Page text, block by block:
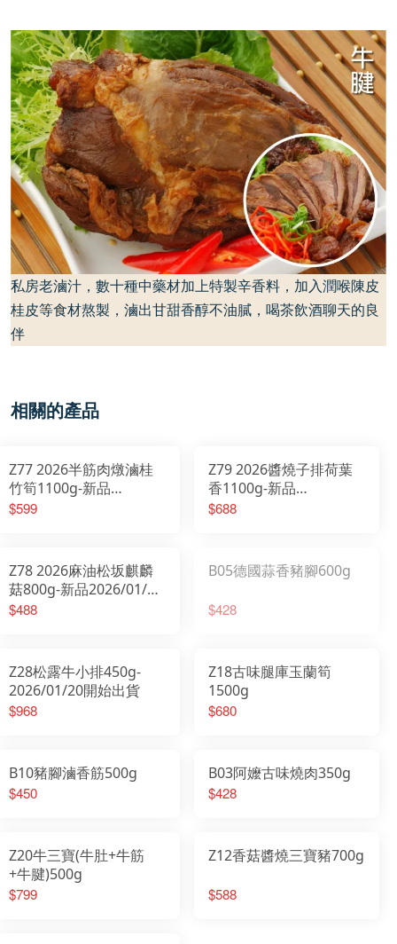
私房老滷汁，數十種中藥材加上特製辛香料，加入潤喉陳皮
桂皮等食材熬製，滷出甘甜香醇不油膩，喝茶飲酒聊天的良
伴
相關的產品
Z77 2026半筋肉燉滷桂
竹筍1100g-新品
2026/01/20開始出貨
$599
Z79 2026醬燒子排荷葉
香1100g-新品
2026/01/20開始出貨
$688
Z78 2026麻油松坂麒麟
菇800g-新品2026/01/20
開始出貨
$488
B05德國蒜香豬腳600g
$428
Z28松露牛小排450g-
2026/01/20開始出貨
$968
Z18古味腿庫玉蘭筍
1500g
$680
B10豬腳滷香筋500g
$450
B03阿嬤古味燒肉350g
$428
Z20牛三寶(牛肚+牛筋
+牛腱)500g
$799
Z12香菇醬燒三寶豬700g
$588